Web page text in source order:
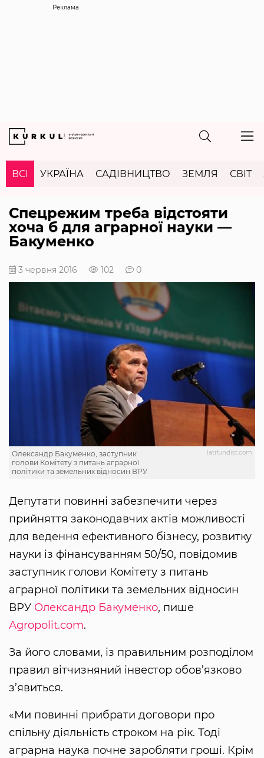
Реклама
ВСІ УКРАЇНА САДІВНИЦТВО ЗЕМЛЯ СВІТ
Спецрежим треба відстояти
хоча б для аграрної науки —
Бакуменко
3 червня 2016 102 0
latifundist.com
Олександр Бакуменко, заступник
голови Комітету з питань аграрної
політики та земельних відносин ВРУ
Депутати повинні забезпечити через
прийняття законодавчих актів можливості
для ведення ефективного бізнесу, розвитку
науки із фінансуванням 50/50, повідомив
заступник голови Комітету з питань
аграрної політики та земельних відносин
ВРУ Олександр Бакуменко, пише
Аgropolit.com.
За його словами, із правильним розподілом
правил вітчизняний інвестор обов’язково
з’явиться.
«Ми повинні прибрати договори про
спільну діяльність строком на рік. Тоді
аграрна наука почне заробляти гроші. Крім